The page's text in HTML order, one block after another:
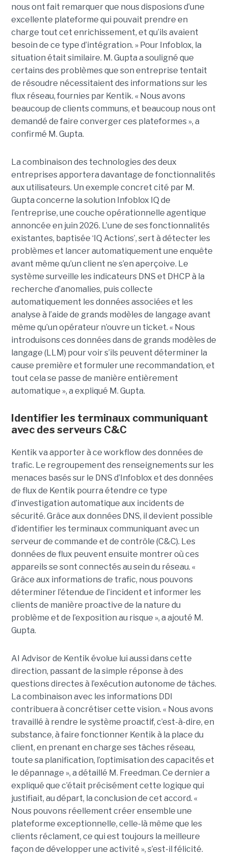
nous ont fait remarquer que nous disposions d’une
excellente plateforme qui pouvait prendre en
charge tout cet enrichissement, et qu’ils avaient
besoin de ce type d’intégration. » Pour Infoblox, la
situation était similaire. M. Gupta a souligné que
certains des problèmes que son entreprise tentait
de résoudre nécessitaient des informations sur les
flux réseau, fournies par Kentik. « Nous avons
beaucoup de clients communs, et beaucoup nous ont
demandé de faire converger ces plateformes », a
confirmé M. Gupta.
La combinaison des technologies des deux
entreprises apportera davantage de fonctionnalités
aux utilisateurs. Un exemple concret cité par M.
Gupta concerne la solution Infoblox IQ de
l’entreprise, une couche opérationnelle agentique
annoncée en juin 2026. L’une de ses fonctionnalités
existantes, baptisée ‘IQ Actions’, sert à détecter les
problèmes et lancer automatiquement une enquête
avant même qu’un client ne s’en aperçoive. Le
système surveille les indicateurs DNS et DHCP à la
recherche d’anomalies, puis collecte
automatiquement les données associées et les
analyse à l’aide de grands modèles de langage avant
même qu’un opérateur n’ouvre un ticket. « Nous
introduisons ces données dans de grands modèles de
langage (LLM) pour voir s’ils peuvent déterminer la
cause première et formuler une recommandation, et
tout cela se passe de manière entièrement
automatique », a expliqué M. Gupta.
Identifier les terminaux communiquant
avec des serveurs C&C
Kentik va apporter à ce workflow des données de
trafic. Le regroupement des renseignements sur les
menaces basés sur le DNS d’Infoblox et des données
de flux de Kentik pourra étendre ce type
d’investigation automatique aux incidents de
sécurité. Grâce aux données DNS, il devient possible
d’identifier les terminaux communiquant avec un
serveur de commande et de contrôle (C&C). Les
données de flux peuvent ensuite montrer où ces
appareils se sont connectés au sein du réseau. «
Grâce aux informations de trafic, nous pouvons
déterminer l’étendue de l’incident et informer les
clients de manière proactive de la nature du
problème et de l’exposition au risque », a ajouté M.
Gupta.
AI Advisor de Kentik évolue lui aussi dans cette
direction, passant de la simple réponse à des
questions directes à l’exécution autonome de tâches.
La combinaison avec les informations DDI
contribuera à concrétiser cette vision. « Nous avons
travaillé à rendre le système proactif, c’est-à-dire, en
substance, à faire fonctionner Kentik à la place du
client, en prenant en charge ses tâches réseau,
toute sa planification, l’optimisation des capacités et
le dépannage », a détaillé M. Freedman. Ce dernier a
expliqué que c’était précisément cette logique qui
justifiait, au départ, la conclusion de cet accord. «
Nous pouvons réellement créer ensemble une
plateforme exceptionnelle, celle-là même que les
clients réclament, ce qui est toujours la meilleure
façon de développer une activité », s’est-il félicité.